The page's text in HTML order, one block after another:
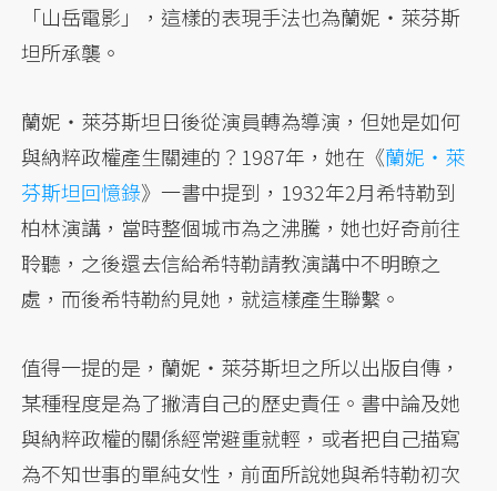
「山岳電影」，這樣的表現手法也為蘭妮・萊芬斯
坦所承襲。
蘭妮・萊芬斯坦日後從演員轉為導演，但她是如何
與納粹政權產生關連的？1987年，她在《蘭妮・萊
芬斯坦回憶錄》一書中提到，1932年2月希特勒到
柏林演講，當時整個城市為之沸騰，她也好奇前往
聆聽，之後還去信給希特勒請教演講中不明瞭之
處，而後希特勒約見她，就這樣產生聯繫。
值得一提的是，蘭妮・萊芬斯坦之所以出版自傳，
某種程度是為了撇清自己的歷史責任。書中論及她
與納粹政權的關係經常避重就輕，或者把自己描寫
為不知世事的單純女性，前面所說她與希特勒初次